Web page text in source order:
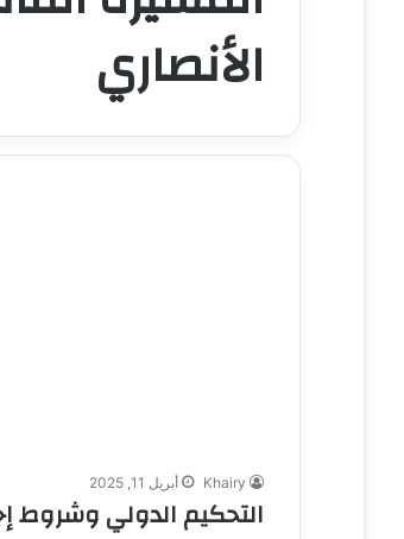
الأنصاري
Khairy أبريل 11, 2025
التحكيم الدولي وشروط